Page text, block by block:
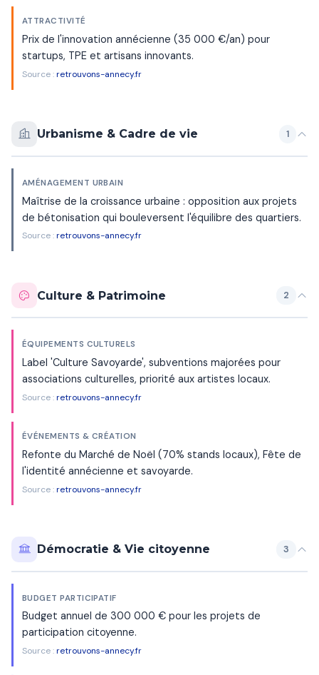
ATTRACTIVITÉ
Prix de l'innovation annécienne (35 000 €/an) pour
startups, TPE et artisans innovants.
Source :retrouvons-annecy.fr
Urbanisme & Cadre de vie 1
AMÉNAGEMENT URBAIN
Maîtrise de la croissance urbaine : opposition aux projets
de bétonisation qui bouleversent l'équilibre des quartiers.
Source :retrouvons-annecy.fr
Culture & Patrimoine 2
ÉQUIPEMENTS CULTURELS
Label 'Culture Savoyarde', subventions majorées pour
associations culturelles, priorité aux artistes locaux.
Source :retrouvons-annecy.fr
ÉVÉNEMENTS & CRÉATION
Refonte du Marché de Noël (70% stands locaux), Fête de
l'identité annécienne et savoyarde.
Source :retrouvons-annecy.fr
Démocratie & Vie citoyenne 3
BUDGET PARTICIPATIF
Budget annuel de 300 000 € pour les projets de
participation citoyenne.
Source :retrouvons-annecy.fr